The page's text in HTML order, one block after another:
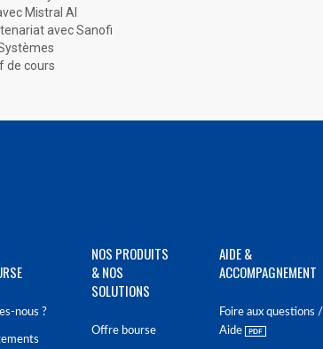
Mistral AI
avec Sanofi
de cours
nous ?
NOS PRODUITS
& NOS
SOLUTIONS
Offre bourse
AIDE &
ACCOMPAGNEMENT
Foire aux questions /
Aide